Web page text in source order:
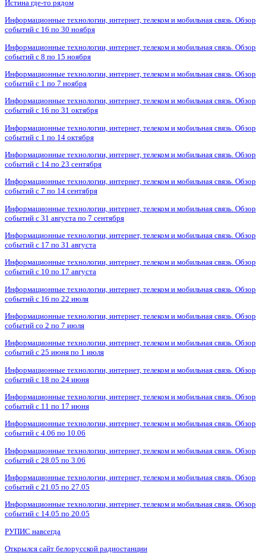
Истина где-то рядом
Информационные технологии, интернет, телеком и мобильная связь. Обзор
событий с 16 по 30 ноября
Информационные технологии, интернет, телеком и мобильная связь. Обзор
событий с 8 по 15 ноября
Информационные технологии, интернет, телеком и мобильная связь. Обзор
событий с 1 по 7 ноября
Информационные технологии, интернет, телеком и мобильная связь. Обзор
событий с 16 по 31 октября
Информационные технологии, интернет, телеком и мобильная связь. Обзор
событий с 1 по 14 октября
Информационные технологии, интернет, телеком и мобильная связь. Обзор
событий с 14 по 23 сентября
Информационные технологии, интернет, телеком и мобильная связь. Обзор
событий с 7 по 14 сентября
Информационные технологии, интернет, телеком и мобильная связь. Обзор
событий с 31 августа по 7 сентября
Информационные технологии, интернет, телеком и мобильная связь. Обзор
событий с 17 по 31 августа
Информационные технологии, интернет, телеком и мобильная связь. Обзор
событий с 10 по 17 августа
Информационные технологии, интернет, телеком и мобильная связь. Обзор
событий с 16 по 22 июля
Информационные технологии, интернет, телеком и мобильная связь. Обзор
событий со 2 по 7 июля
Информационные технологии, интернет, телеком и мобильная связь. Обзор
событий с 25 июня по 1 июля
Информационные технологии, интернет, телеком и мобильная связь. Обзор
событий с 18 по 24 июня
Информационные технологии, интернет, телеком и мобильная связь. Обзор
событий с 11 по 17 июня
Информационные технологии, интернет, телеком и мобильная связь. Обзор
событий с 4.06 по 10.06
Информационные технологии, интернет, телеком и мобильная связь. Обзор
событий с 28.05 по 3.06
Информационные технологии, интернет, телеком и мобильная связь. Обзор
событий с 21.05 по 27.05
Информационные технологии, интернет, телеком и мобильная связь. Обзор
событий с 14.05 по 20.05
РУПИС навсегда
Открылся сайт белорусской радиостанции